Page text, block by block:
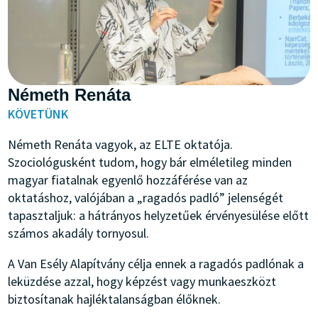
Németh Renáta
KÖVETÜNK
Németh Renáta vagyok, az ELTE oktatója.
Szociológusként tudom, hogy bár elméletileg minden
magyar fiatalnak egyenlő hozzáférése van az
oktatáshoz, valójában a „ragadós padló” jelenségét
tapasztaljuk: a hátrányos helyzetűek érvényesülése előtt
számos akadály tornyosul.
A Van Esély Alapítvány célja ennek a ragadós padlónak a
leküzdése azzal, hogy képzést vagy munkaeszközt
biztosítanak hajléktalanságban élőknek.